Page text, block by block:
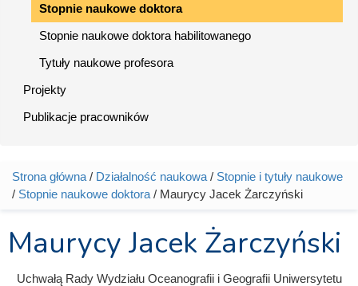
Stopnie naukowe doktora
Stopnie naukowe doktora habilitowanego
Tytuły naukowe profesora
Projekty
Publikacje pracowników
Jesteś tutaj
Strona główna / Działalność naukowa / Stopnie i tytuły naukowe
/ Stopnie naukowe doktora / Maurycy Jacek Żarczyński
Maurycy Jacek Żarczyński
Uchwałą Rady Wydziału Oceanografii i Geografii Uniwersytetu